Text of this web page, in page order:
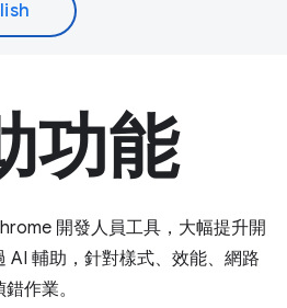
功能
開發人員工具，大幅提升開
AI 輔助，針對樣式、效能、網路
作業。